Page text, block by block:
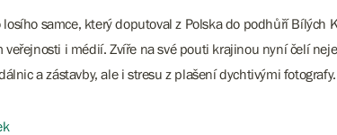
losího samce, který doputoval z Polska do podhůří Bílých
veřejnosti i médií. Zvíře na své pouti krajinou nyní čelí
a zástavby, ale i stresu z plašení dychtivými fotografy.